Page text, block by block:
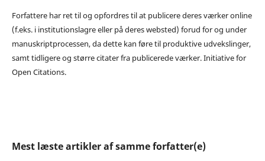
Forfattere har ret til og opfordres til at publicere deres værker online
(f.eks. i institutionslagre eller på deres websted) forud for og under
manuskriptprocessen, da dette kan føre til produktive udvekslinger,
samt tidligere og større citater fra publicerede værker. Initiative for
Open Citations.
Mest læste artikler af samme forfatter(e)